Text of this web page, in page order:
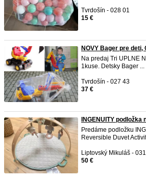
Tvrdošín - 028 01
15 €
NOVY Bager pre deti,
Na predaj Tri UPLNE
1kuse. Detsky Bager ...
Tvrdošín - 027 43
37 €
INGENUITY podložka
Predáme podložku
Reversible Duvet
Liptovský Mikuláš -
50 €